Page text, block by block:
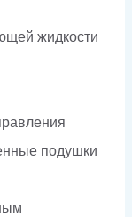
жидкости
подушки